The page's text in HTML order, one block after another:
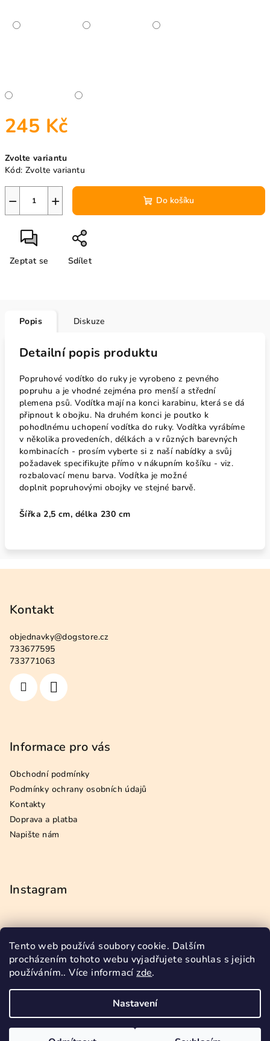
Tento web používá soubory cookie. Dalším
procházením tohoto webu vyjadřujete souhlas s jejich
používáním.. Více informacízde.
Nastavení
245 Kč
cena:
Zvolte variantu
Kód: Zvolte variantu
+
− Do košíku
Zeptat se Sdílet
Popis Diskuze
Detailní popis produktu
Popruhové vodítko do ruky je vyrobeno z pevného
popruhu a je vhodné zejména pro menší a střední
plemena psů. Vodítka mají na konci karabinu, která se dá
připnout k obojku. Na druhém konci je poutko k
pohodlnému uchopení vodítka do ruky. Vodítka vyrábíme
v několika provedeních, délkách a v různých barevných
kombinacích - prosím vyberte si z naší nabídky a svůj
požadavek specifikujte přímo v nákupním košíku - viz.
rozbalovací menu barva. Vodítka je možné
doplnit popruhovými obojky ve stejné barvě.
Šířka 2,5 cm, délka 230 cm
Kontakt
objednavky@dogstore.cz
733677595
733771063
Informace pro vás
Obchodní podmínky
Podmínky ochrany osobních údajů
Kontakty
Doprava a platba
Napište nám
Instagram
Přijímáme online platby
Dogstore.cz. Všechna práva vyhrazena.